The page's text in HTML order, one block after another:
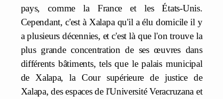
pays, comme la France et les États-Unis.
Cependant, c'est à Xalapa qu'il a élu domicile il y
a plusieurs décennies, et c'est là que l'on trouve la
plus grande concentration de ses œuvres dans
différents bâtiments, tels que le palais municipal
de Xalapa, la Cour supérieure de justice de
Xalapa, des espaces de l'Université Veracruzana et